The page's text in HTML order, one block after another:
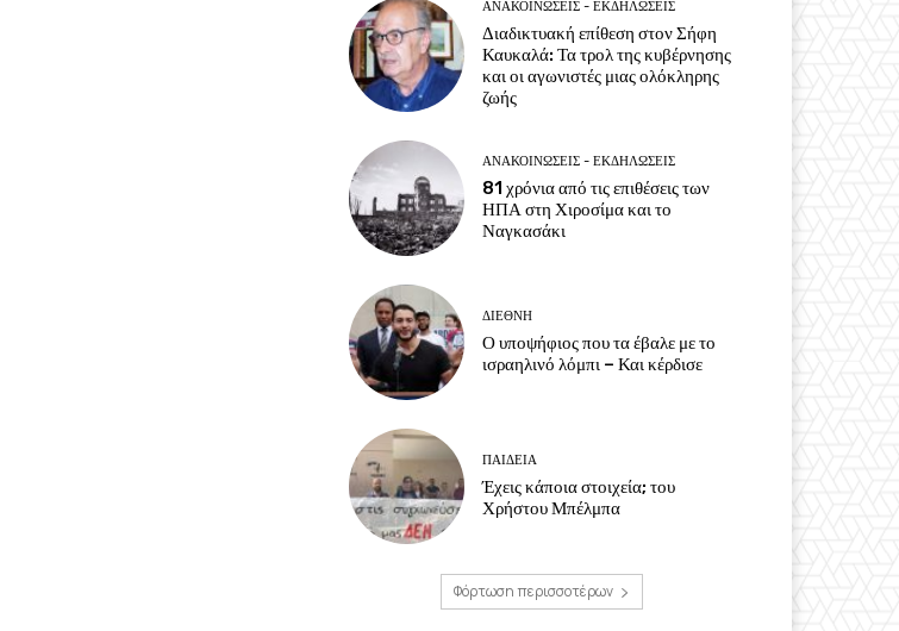
ΑΝΑΚΟΙΝΩΣΕΙΣ - ΕΚΔΗΛΩΣΕΙΣ
Διαδικτυακή επίθεση στον Σήφη
Καυκαλά: Τα τρολ της κυβέρνησης
και οι αγωνιστές μιας ολόκληρης
ζωής
ΑΝΑΚΟΙΝΩΣΕΙΣ - ΕΚΔΗΛΩΣΕΙΣ
81 χρόνια από τις επιθέσεις των
ΗΠΑ στη Χιροσίμα και το
Ναγκασάκι
ΔΙΕΘΝΗ
Ο υποψήφιος που τα έβαλε με το
ισραηλινό λόμπι – Και κέρδισε
ΠΑΙΔΕΙΑ
Έχεις κάποια στοιχεία; του
Χρήστου Μπέλμπα
Φόρτωση περισσοτέρων